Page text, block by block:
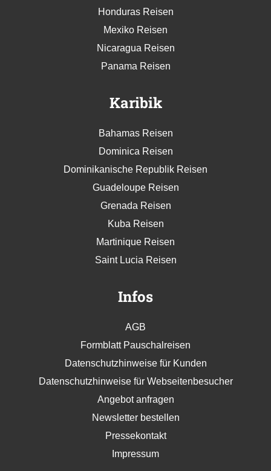
Honduras Reisen
Mexiko Reisen
Nicaragua Reisen
Panama Reisen
Karibik
Bahamas Reisen
Dominica Reisen
Dominikanische Republik Reisen
Guadeloupe Reisen
Grenada Reisen
Kuba Reisen
Martinique Reisen
Saint Lucia Reisen
Infos
AGB
Formblatt Pauschalreisen
Datenschutzhinweise für Kunden
Datenschutzhinweise für Webseitenbesucher
Angebot anfragen
Newsletter bestellen
Pressekontakt
Impressum